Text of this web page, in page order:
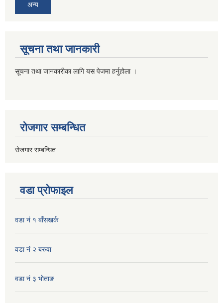
अन्य
सूचना तथा जानकारी
सूचना तथा जानकारीका लागि यस पेजमा हर्नुहोला ।
रोजगार सम्बन्धित
रोजगार सम्बन्धित
वडा प्रोफाइल
वडा नं १ बाँसखर्क
वडा नं २ बरुवा
वडा नं ३ भाेताङ